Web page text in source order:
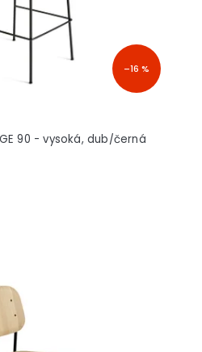
–16 %
90 - vysoká, dub/černá